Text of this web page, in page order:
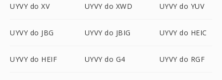
UYVY do XV UYVY do XWD UYVY do YUV
UYVY do JBG UYVY do JBIG UYVY do HEIC
UYVY do HEIF UYVY do G4 UYVY do RGF